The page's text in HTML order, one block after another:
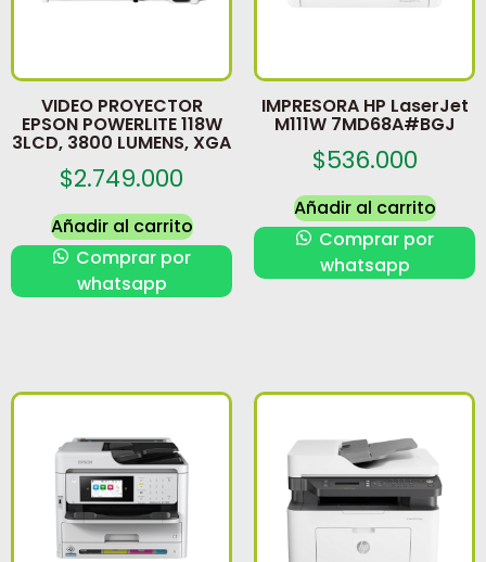
VIDEO PROYECTOR
EPSON POWERLITE 118W
3LCD, 3800 LUMENS, XGA
$2.749.000
Añadir al carrito
Comprar por
whatsapp
IMPRESORA HP LaserJet
M111W 7MD68A#BGJ
$536.000
Añadir al carrito
Comprar por
whatsapp